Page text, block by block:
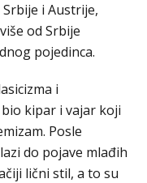
i Austrije,
od Srbije
pojedinca.
i
kipar i vajar koji
Posle
do pojave mlađih
lični stil, a to su